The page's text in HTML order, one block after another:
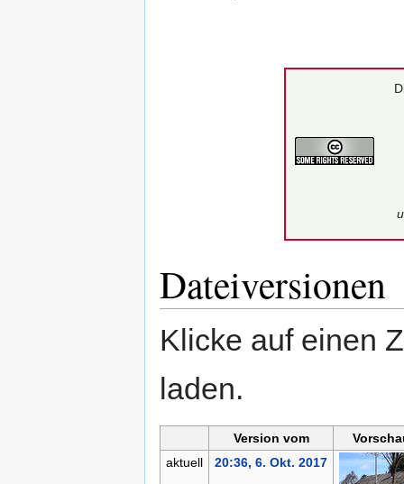
Dateiversionen
Klicke auf einen
laden.
Version vom
aktuell
20:36, 6. Okt. 2017